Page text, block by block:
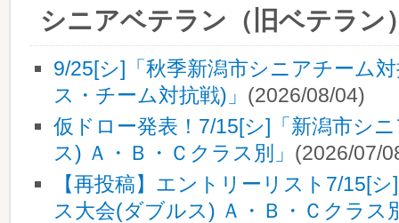
シニアベテラン（旧ベテラン
9/25[シ]「秋季新潟市シニアチーム
ス・チーム対抗戦)」 (2026/08/04)
仮ドロー発表！7/15[シ]「新潟市シ
ス) Ａ・Ｂ・Ｃクラス別」 (2026/07/
【再投稿】エントリーリスト7/15[
ス大会(ダブルス) Ａ・Ｂ・Ｃクラス